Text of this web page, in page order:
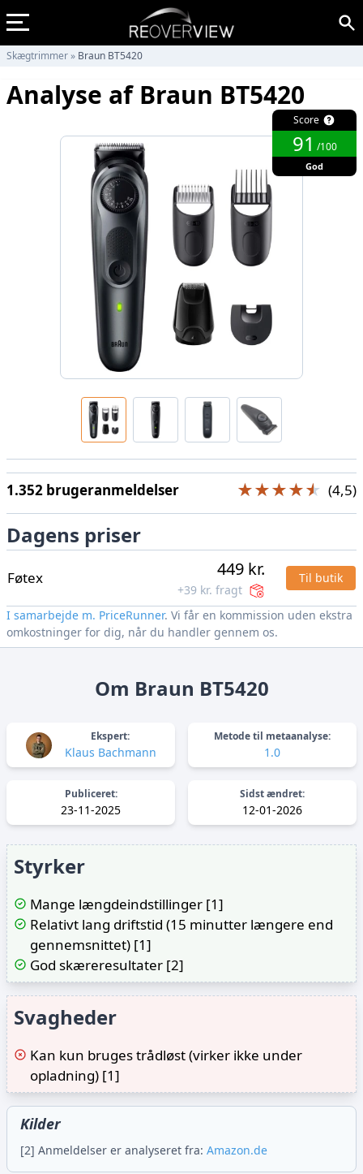
Skægtrimmer» Braun BT5420
Analyse af Braun BT5420
Score
91 /100
God
1.352 brugeranmeldelser ★★★★★
★★★★★ (4,5)
Dagens priser
Føtex 449 kr.
+39 kr. fragt
Til butik
I samarbejde m. PriceRunner. Vi får en kommission uden ekstra
omkostninger for dig, når du handler gennem os.
Om Braun BT5420
Ekspert:
Klaus Bachmann
Metode til metaanalyse:
1.0
Publiceret:
23-11-2025
Sidst ændret:
12-01-2026
Styrker
Mange længdeindstillinger [1]
Relativt lang driftstid (15 minutter længere end
gennemsnittet) [1]
God skæreresultater [2]
Svagheder
Kan kun bruges trådløst (virker ikke under
opladning) [1]
Kilder
[2] Anmeldelser er analyseret fra: Amazon.de